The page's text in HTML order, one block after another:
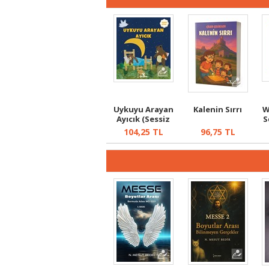
Uykuyu Arayan
Ayıcık (Sessiz
Kitap)
104,25 TL
Kalenin Sırrı
96,75 TL